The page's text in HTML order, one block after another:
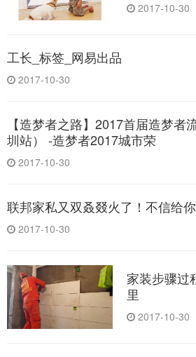
2017-10-30
工长_标签_网易出品
2017-10-30
【造梦者之路】2017首届造梦者
圳站） -造梦者2017城市荣
2017-10-30
联邦家私又双叒叕火了！不信给你
2017-10-30
家装步骤过
里
2017-10-30